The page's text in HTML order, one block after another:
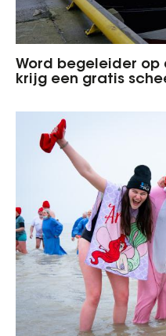
Word begeleider op
krijg een gratis